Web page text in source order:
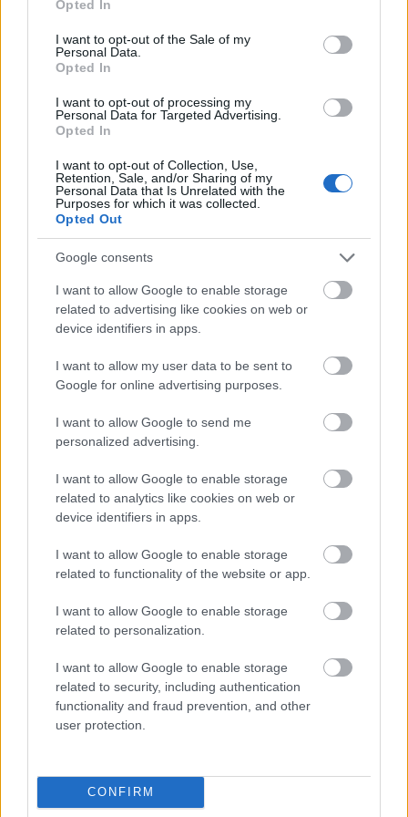
use your data for below specified purposes in below Google
consent section.
Opted In
I want to opt-out of the Sale of my
Personal Data.
Opted In
I want to opt-out of processing my
Personal Data for Targeted Advertising.
Opted In
I want to opt-out of Collection, Use,
Retention, Sale, and/or Sharing of my
Personal Data that Is Unrelated with the
Purposes for which it was collected.
Opted Out
Google consents
I want to allow Google to enable storage
related to advertising like cookies on web or
device identifiers in apps.
I want to allow my user data to be sent to
Google for online advertising purposes.
I want to allow Google to send me
personalized advertising.
I want to allow Google to enable storage
related to analytics like cookies on web or
device identifiers in apps.
I want to allow Google to enable storage
related to functionality of the website or app.
I want to allow Google to enable storage
related to personalization.
I want to allow Google to enable storage
related to security, including authentication
functionality and fraud prevention, and other
user protection.
CONFIRM
Ezeket olvastad már?
Mihályfi Luca bikinis fotói forróbbak, mint a nyár,
nem akárhol ünnepelte szülinapját az énekesnő
Két dolog Forsthoffer Ágnes öltözködéséből, amit a
divatszerkesztő szerint minden nőnek érdemes
lenne megfogadnia
éveimből a legtöbbet kihozni”
Pamela Anderson meztelenruhában pózolt, a Vogue
FEMINA
Ő volt a sármos Luke Skywalker a Star
elmennél az utcán
FEMINA
Nem sikerült teherbe esnie, lefutott 2000
kilométert az Alpokban: Sophie Woods a férfiakat
is lenyomta
DÍVÁNY
Házi granola fillérekből: egészséges
recept a bolti helyett
növényeket ültess kertedbe?